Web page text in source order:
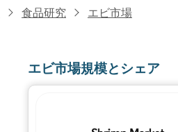
食品研究 エビ市場
エビ市場規模とシェア